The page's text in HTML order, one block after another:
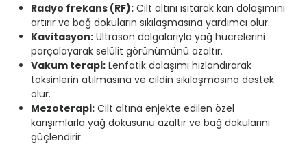
Radyo frekans (RF): Cilt altını ısıtarak kan dolaşımını
artırır ve bağ dokuların sıkılaşmasına yardımcı olur.
Kavitasyon: Ultrason dalgalarıyla yağ hücrelerini
parçalayarak selülit görünümünü azaltır.
Vakum terapi: Lenfatik dolaşımı hızlandırarak
toksinlerin atılmasına ve cildin sıkılaşmasına destek
olur.
Mezoterapi: Cilt altına enjekte edilen özel
karışımlarla yağ dokusunu azaltır ve bağ dokularını
güçlendirir.